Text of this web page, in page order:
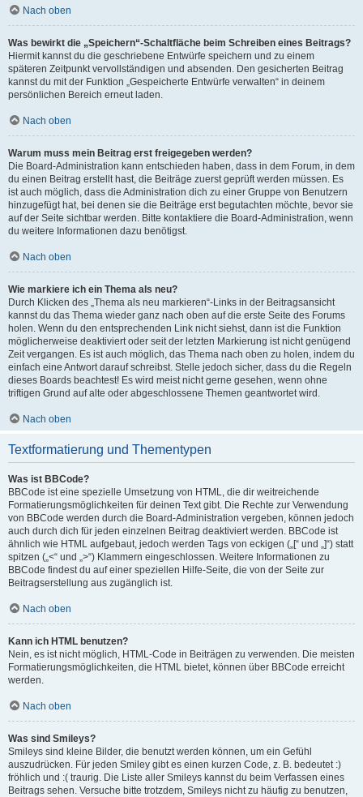
Nach oben
Was bewirkt die „Speichern“-Schaltfläche beim Schreiben eines Beitrags?
Hiermit kannst du die geschriebene Entwürfe speichern und zu einem
späteren Zeitpunkt vervollständigen und absenden. Den gesicherten Beitrag
kannst du mit der Funktion „Gespeicherte Entwürfe verwalten“ in deinem
persönlichen Bereich erneut laden.
Nach oben
Warum muss mein Beitrag erst freigegeben werden?
Die Board-Administration kann entschieden haben, dass in dem Forum, in dem
du einen Beitrag erstellt hast, die Beiträge zuerst geprüft werden müssen. Es
ist auch möglich, dass die Administration dich zu einer Gruppe von Benutzern
hinzugefügt hat, bei denen sie die Beiträge erst begutachten möchte, bevor sie
auf der Seite sichtbar werden. Bitte kontaktiere die Board-Administration, wenn
du weitere Informationen dazu benötigst.
Nach oben
Wie markiere ich ein Thema als neu?
Durch Klicken des „Thema als neu markieren“-Links in der Beitragsansicht
kannst du das Thema wieder ganz nach oben auf die erste Seite des Forums
holen. Wenn du den entsprechenden Link nicht siehst, dann ist die Funktion
möglicherweise deaktiviert oder seit der letzten Markierung ist nicht genügend
Zeit vergangen. Es ist auch möglich, das Thema nach oben zu holen, indem du
einfach eine Antwort darauf schreibst. Stelle jedoch sicher, dass du die Regeln
dieses Boards beachtest! Es wird meist nicht gerne gesehen, wenn ohne
triftigen Grund auf alte oder abgeschlossene Themen geantwortet wird.
Nach oben
Textformatierung und Thementypen
Was ist BBCode?
BBCode ist eine spezielle Umsetzung von HTML, die dir weitreichende
Formatierungsmöglichkeiten für deinen Text gibt. Die Rechte zur Verwendung
von BBCode werden durch die Board-Administration vergeben, können jedoch
auch durch dich für jeden einzelnen Beitrag deaktiviert werden. BBCode ist
ähnlich wie HTML aufgebaut, jedoch werden Tags von eckigen („[“ und „]“) statt
spitzen („<“ und „>“) Klammern eingeschlossen. Weitere Informationen zu
BBCode findest du auf einer speziellen Hilfe-Seite, die von der Seite zur
Beitragserstellung aus zugänglich ist.
Nach oben
Kann ich HTML benutzen?
Nein, es ist nicht möglich, HTML-Code in Beiträgen zu verwenden. Die meisten
Formatierungsmöglichkeiten, die HTML bietet, können über BBCode erreicht
werden.
Nach oben
Was sind Smileys?
Smileys sind kleine Bilder, die benutzt werden können, um ein Gefühl
auszudrücken. Für jeden Smiley gibt es einen kurzen Code, z. B. bedeutet :)
fröhlich und :( traurig. Die Liste aller Smileys kannst du beim Verfassen eines
Beitrags sehen. Versuche bitte trotzdem, Smileys nicht zu häufig zu benutzen,